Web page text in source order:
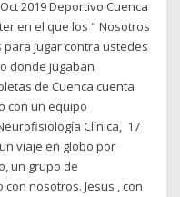
2019 Deportivo Cuenca
en el que los " Nosotros
jugar contra ustedes
donde jugaban
de Cuenca cuenta
con un equipo
Clínica, 17
viaje en globo por
un grupo de
nosotros. Jesus , con